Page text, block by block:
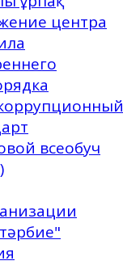
центра
всеобуч